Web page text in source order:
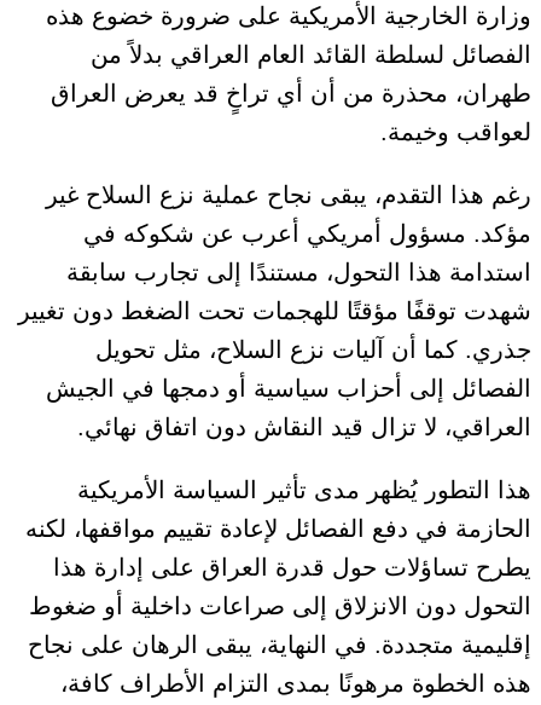
وزارة الخارجية الأمريكية على ضرورة خضوع هذه
الفصائل لسلطة القائد العام العراقي بدلاً من
طهران، محذرة من أن أي تراخٍ قد يعرض العراق
لعواقب وخيمة.
رغم هذا التقدم، يبقى نجاح عملية نزع السلاح غير
مؤكد. مسؤول أمريكي أعرب عن شكوكه في
استدامة هذا التحول، مستندًا إلى تجارب سابقة
شهدت توقفًا مؤقتًا للهجمات تحت الضغط دون تغيير
جذري. كما أن آليات نزع السلاح، مثل تحويل
الفصائل إلى أحزاب سياسية أو دمجها في الجيش
العراقي، لا تزال قيد النقاش دون اتفاق نهائي.
هذا التطور يُظهر مدى تأثير السياسة الأمريكية
الحازمة في دفع الفصائل لإعادة تقييم مواقفها، لكنه
يطرح تساؤلات حول قدرة العراق على إدارة هذا
التحول دون الانزلاق إلى صراعات داخلية أو ضغوط
إقليمية متجددة. في النهاية، يبقى الرهان على نجاح
هذه الخطوة مرهونًا بمدى التزام الأطراف كافة،